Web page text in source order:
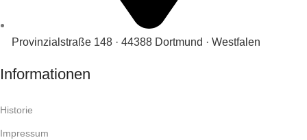
Provinzialstraße 148 · 44388 Dortmund · Westfalen
Informationen
Historie
Impressum